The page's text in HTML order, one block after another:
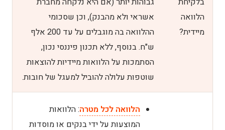
הלוואה
מיידית?
אשראי ולא מהבנק), וכן שסכומי
ההלוואה בה מוגבלים על עד 200 אלף
ש"ח. בנוסף, ללא תכנון פיננסי נכון,
הסתמכות על הלוואות מיידיות להוצאות
שוטפות עלולה להוביל למעגל של חובות.
הלוואה לכל מטרה: הלוואות
המוצעות על ידי בנקים או מוסדות